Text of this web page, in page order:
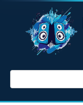
контенту